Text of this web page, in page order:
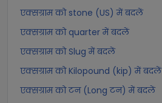
एक्सग्राम को stone (US) में बदलें
एक्सग्राम को quarter में बदलें
एक्सग्राम को Slug में बदलें
एक्सग्राम को Kilopound (kip) में बदलें
एक्सग्राम को टन (Long टन) में बदलें